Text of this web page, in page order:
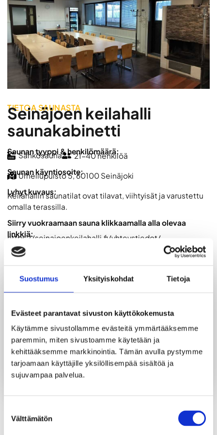
Suostumus Yksityiskohdat Tietoja
Evästeet parantavat sivuston käyttökokemusta
Käytämme sivustollamme evästeitä ymmärtääksemme
paremmin, miten sivustoamme käytetään ja
kehittääksemme markkinointia. Tämän avulla pystymme
tarjoamaan käyttäjille yksilöllisempää sisältöä ja
sujuvampaa palvelua.
valinta
Välttämätön
TIETOA SAUNASTA
Seinäjoen keilahalli
saunakabinetti
Saunan tyyppi & henkilömäärä:
Sähkösauna
21-40 henkilöä
Saunan käyntiosoite:
Urheilupuisto 5, 60100 Seinäjoki
Lyhyt kuvaus:
Keilahallin saunatilat ovat tilavat, viihtyisät ja varustettu
omalla terassilla.
Siirry vuokraamaan sauna klikkaamalla alla olevaa
linkkiä:
https://seinajoenkeilahalli.fi/yhteystiedot/
Keilahallin saunatilat ovat tilavat, viihtyisät ja
varustettu omalla terassilla. Saatavilla lauantaisin
Pizza Centerin pizzaa ja muina aikoina ruokaa
tilattavissa, tilat ovat anniskelualuetta, ei omia
juomia.